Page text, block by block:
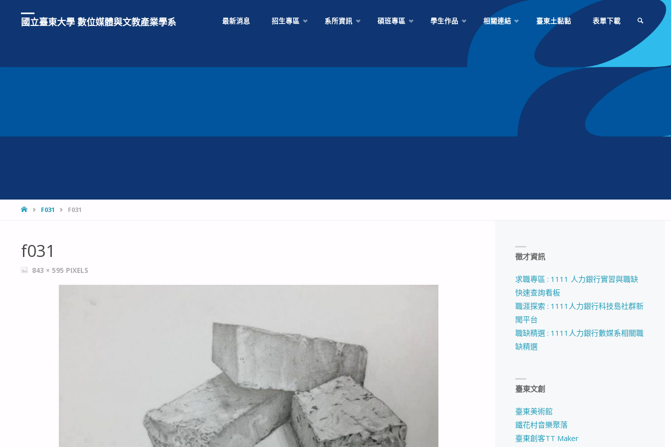
國立臺東大學 數位媒體與文教產業學系 最新消息 招生專區 系所資訊 碩班專區 學生作品 相關連結 臺東土黏黏 表單下載
HOMEF031 F031
f031
FULL843 × 595 PIXELS
徵才資訊
求職專區 : 1111 人力銀行實習與職缺
快速查詢看板
職涯探索 : 1111人力銀行科技島社群新
聞平台
職缺精選 : 1111人力銀行數媒系相關職
缺精選
臺東文創
臺東美術館
鐵花村音樂聚落
臺東創客TT Maker